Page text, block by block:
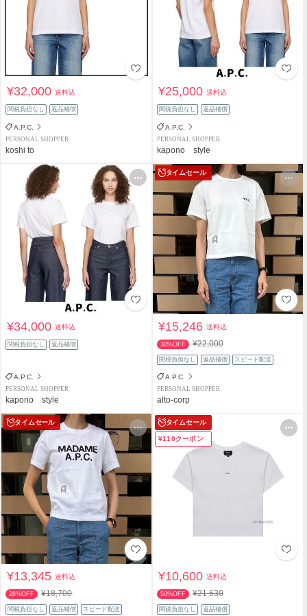
¥32,000送料込
関税負担なし 返品補償
A.P.C.
PERSONAL SHOPPER
koshi to
¥25,000送料込
関税負担なし 返品補償
A.P.C.
PERSONAL SHOPPER
kapono style
¥34,000送料込
関税負担なし 返品補償
A.P.C.
PERSONAL SHOPPER
kapono style
タイムセール
¥15,246送料込
30%OFF ¥22,000
関税負担なし 返品補償 スピード配送
A.P.C.
PERSONAL SHOPPER
alto-corp
タイムセール
¥13,345送料込
28%OFF ¥18,700
関税負担なし 返品補償 スピード配送
タイムセール
¥110クーポン
¥10,600送料込
50%OFF ¥21,630
関税負担なし 返品補償